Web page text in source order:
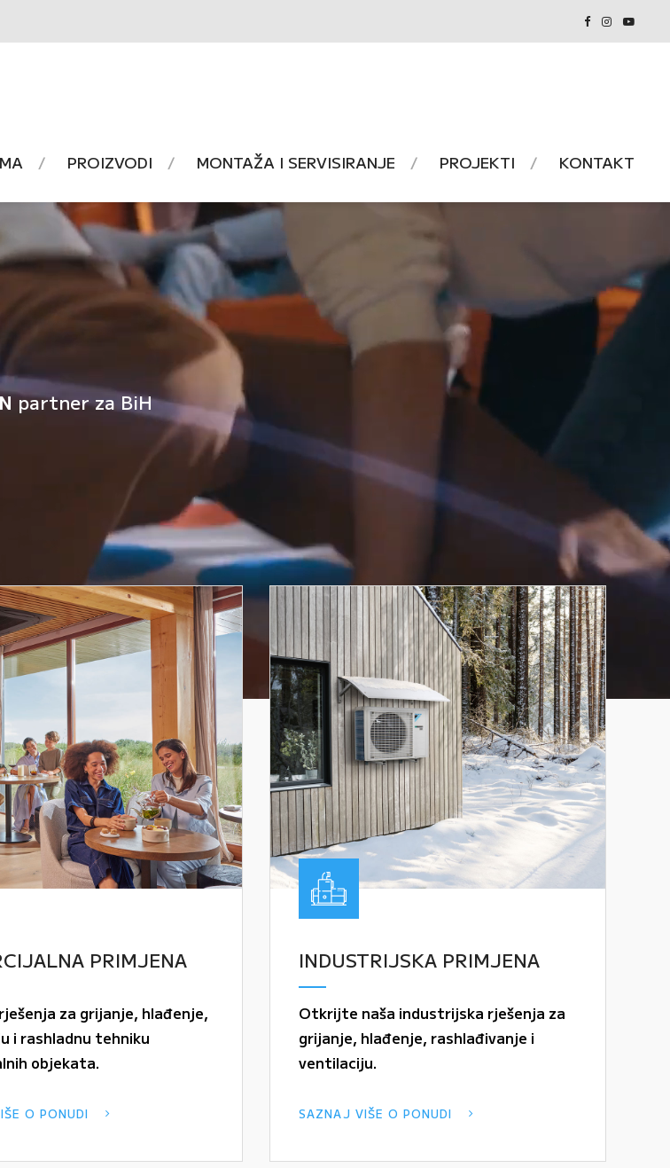
PROIZVODI MONTAŽA I SERVISIRANJE PROJEKTI KONTAKT
partner za BiH
PRIMJENA
za grijanje, hlađenje,
i rashladnu tehniku
objekata.
O PONUDI
INDUSTRIJSKA PRIMJENA
Otkrijte naša industrijska rješenja za
grijanje, hlađenje, rashlađivanje i
ventilaciju.
SAZNAJ VIŠE O PONUDI